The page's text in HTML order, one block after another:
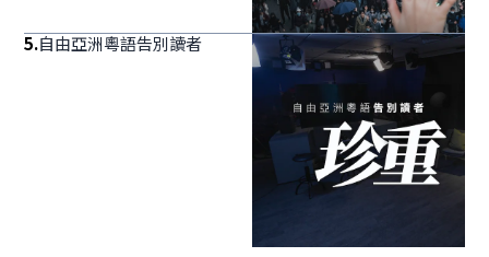
5.自由亞洲粵語告別讀者